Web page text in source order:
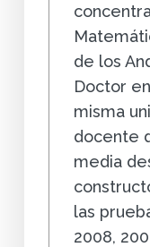
de los
Doctor
misma
docente
media
las
2008,